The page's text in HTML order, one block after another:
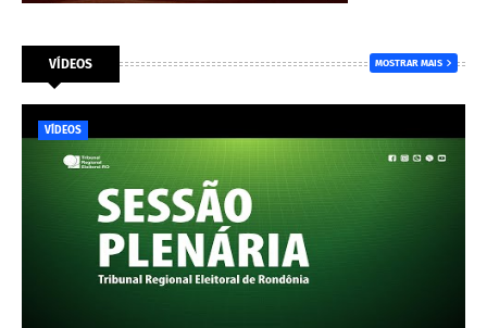
VÍDEOS MOSTRAR MAIS
VÍDEOS